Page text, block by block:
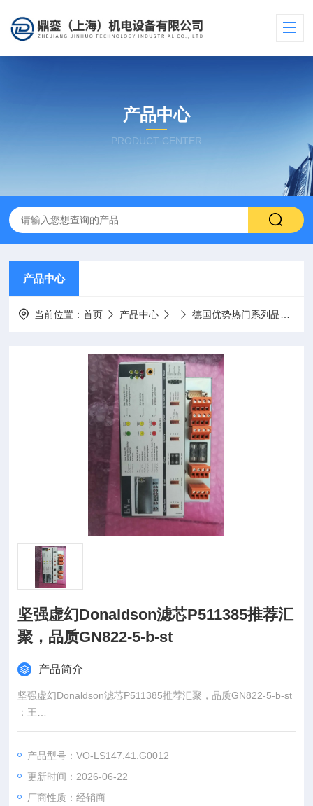
产品中心
PRODUCT CENTER
产品中心
当前位置：首页 产品中心 德国优势热门系列品牌
坚强虚幻Donaldson滤芯P511385推荐汇
聚，品质GN822-5-b-st
产品简介
坚强虚幻Donaldson滤芯P511385推荐汇聚，品质GN822-5-b-st
：王
：www@
产品型号：VO-LS147.41.G0012
更新时间：2026-06-22
厂商性质：经销商